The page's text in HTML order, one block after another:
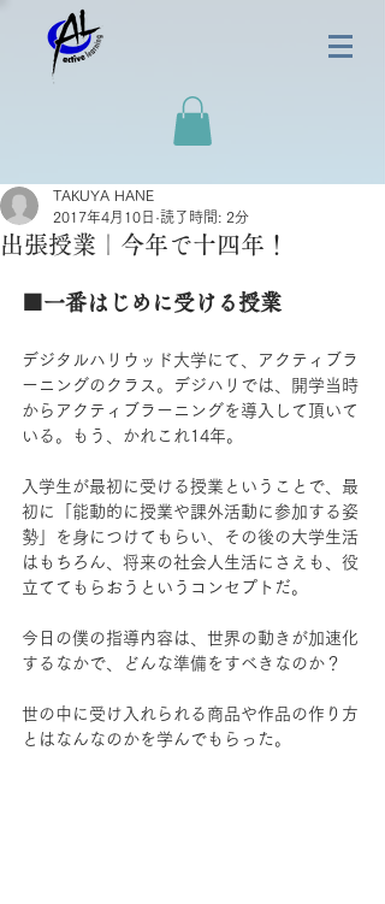
出張授業｜今年で十四年！
TAKUYA HANE
2017年4月10日 読了時間: 2分
■一番はじめに受ける授業
デジタルハリウッド大学にて、アクティブラ
ーニングのクラス。デジハリでは、開学当時
からアクティブラーニングを導入して頂いて
いる。もう、かれこれ14年。
入学生が最初に受ける授業ということで、最
初に「能動的に授業や課外活動に参加する姿
勢」を身につけてもらい、その後の大学生活
はもちろん、将来の社会人生活にさえも、役
立ててもらおうというコンセプトだ。
今日の僕の指導内容は、世界の動きが加速化
するなかで、どんな準備をすべきなのか？
世の中に受け入れられる商品や作品の作り方
とはなんなのかを学んでもらった。